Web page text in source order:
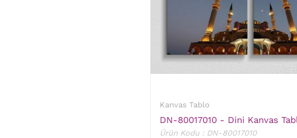
Kanvas Tablo
DN-80017010 - Dini Kanvas
Ürün Kodu : DN-80017010